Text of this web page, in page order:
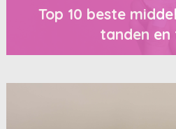
Top 10 beste
tanden en